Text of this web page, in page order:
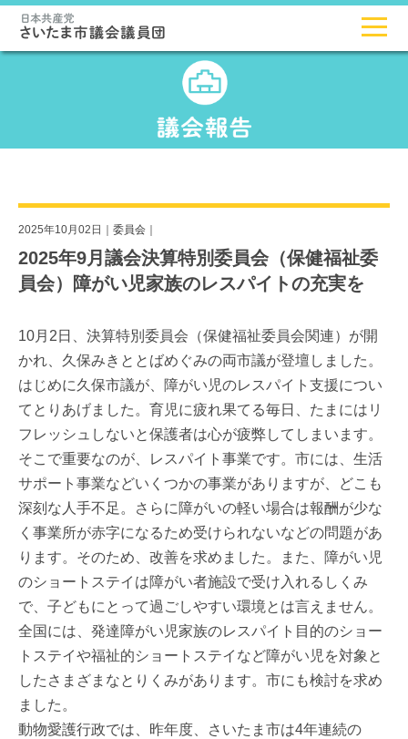
2025年10月02日｜ 委員会
2025年9月議会決算特別委員会（保健福祉委
員会）障がい児家族のレスパイトの充実を
10月2日、決算特別委員会（保健福祉委員会関連）が開
かれ、久保みきととばめぐみの両市議が登壇しました。
はじめに久保市議が、障がい児のレスパイト支援につい
てとりあげました。育児に疲れ果てる毎日、たまにはリ
フレッシュしないと保護者は心が疲弊してしまいます。
そこで重要なのが、レスパイト事業です。市には、生活
サポート事業などいくつかの事業がありますが、どこも
深刻な人手不足。さらに障がいの軽い場合は報酬が少な
く事業所が赤字になるため受けられないなどの問題があ
ります。そのため、改善を求めました。また、障がい児
のショートステイは障がい者施設で受け入れるしくみ
で、子どもにとって過ごしやすい環境とは言えません。
全国には、発達障がい児家族のレスパイト目的のショー
トステイや福祉的ショートステイなど障がい児を対象と
したさまざまなとりくみがあります。市にも検討を求め
ました。
動物愛護行政では、昨年度、さいたま市は4年連続の